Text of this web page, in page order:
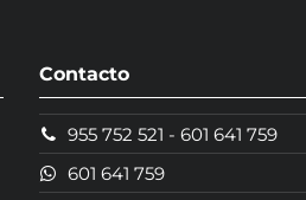
Contacto
955 752 521 - 601 641 759
601 641 759